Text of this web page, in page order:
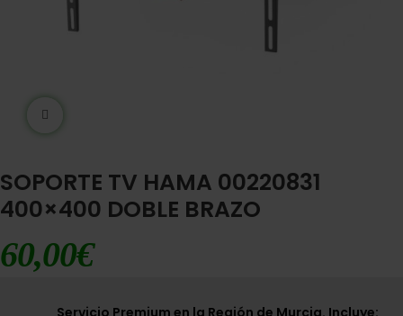
SOPORTE TV HAMA 00220831
400×400 DOBLE BRAZO
60,00€
Servicio Premium en la Región de Murcia. Incluye: